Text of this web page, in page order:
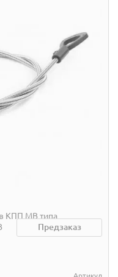
КПП MB типа
Предзаказ